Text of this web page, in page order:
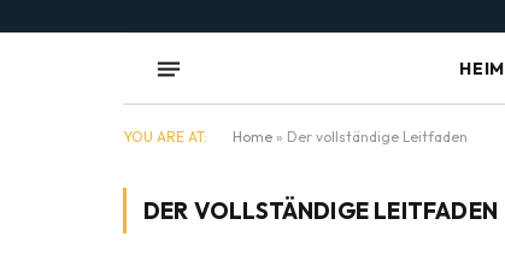
HEIM
YOU ARE AT: Home » Der vollständige Leitfaden
DER VOLLSTÄNDIGE LEITFADEN